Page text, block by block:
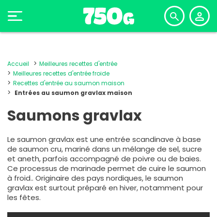
Accueil
Meilleures recettes d'entrée
Meilleures recettes d'entrée froide
Recettes d'entrée au saumon maison
Entrées au saumon gravlax maison
Saumons gravlax
Le saumon gravlax est une entrée scandinave à base
de saumon cru, mariné dans un mélange de sel, sucre
et aneth, parfois accompagné de poivre ou de baies.
Ce processus de marinade permet de cuire le saumon
à froid.. Originaire des pays nordiques, le saumon
gravlax est surtout préparé en hiver, notamment pour
les fêtes.